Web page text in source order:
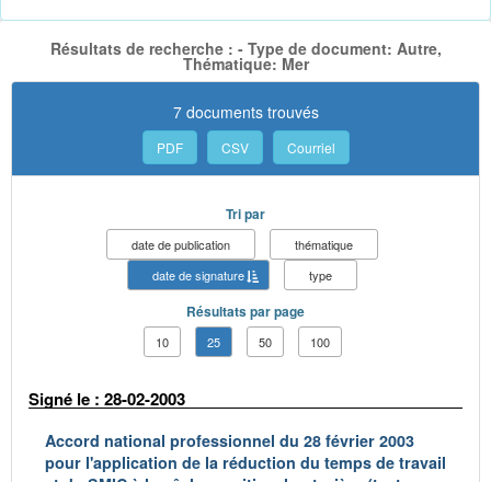
Résultats de recherche : - Type de document: Autre,
Thématique: Mer
7 documents trouvés
PDF CSV Courriel
Tri par
date de publication
thématique
date de signature
type
Résultats par page
10 25 50 100
Signé le : 28-02-2003
Accord national professionnel du 28 février 2003
pour l'application de la réduction du temps de travail